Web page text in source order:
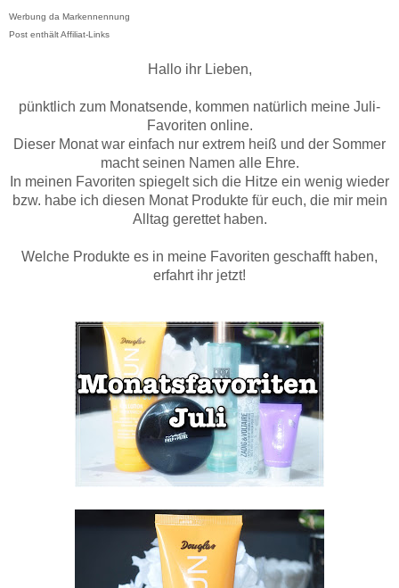
Werbung da Markennennung
Post enthält Affiliat-Links
Hallo ihr Lieben,
pünktlich zum Monatsende, kommen natürlich meine Juli-
Favoriten online.
Dieser Monat war einfach nur extrem heiß und der Sommer
macht seinen Namen alle Ehre.
In meinen Favoriten spiegelt sich die Hitze ein wenig wieder
bzw. habe ich diesen Monat Produkte für euch, die mir mein
Alltag gerettet haben.
Welche Produkte es in meine Favoriten geschafft haben,
erfahrt ihr jetzt!